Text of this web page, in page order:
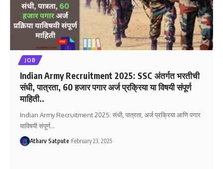
JOB
Indian Army Recruitment 2025: SSC अंतर्गत भरतीची
संधी, पात्रता, 60 हजार पगार अर्ज प्रक्रिया या विषयी संपूर्ण
माहिती..
Indian Army Recruitment 2025: संधी, पात्रता, अर्ज प्रक्रिया आणि पगार
याविषयी संपूर्ण…
Atharv Satpute February 23, 2025